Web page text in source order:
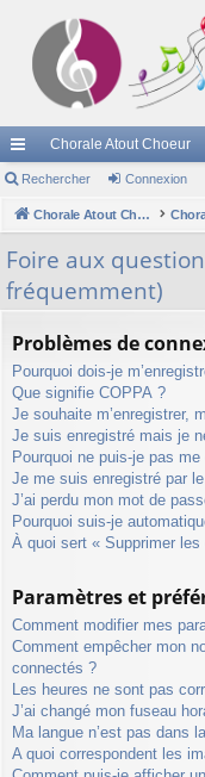
cc
ès
ra
pi
Chorale Atout Choeur
Rechercher Connexion
Chorale Atout Choeur
Foire aux
fréquemment)
Problèmes de
Pourquoi dois-je
Que signifie COPPA ?
Je souhaite m’enregistrer,
Je suis enregistré mais je
Pourquoi ne puis-je pas
Je me suis enregistré par
J’ai perdu mon mot de
Pourquoi suis-je
À quoi sert « Supprimer
Paramètres et
Comment modifier mes
Comment empêcher mon
connectés ?
Les heures ne sont pas
J’ai changé mon fuseau
Ma langue n’est pas dans
A quoi correspondent les